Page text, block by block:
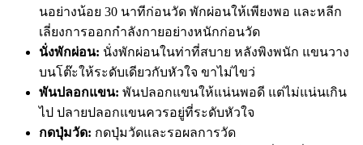
นอย่างน้อย 30 นาทีก่อนวัด พักผ่อนให้เพียงพอ และหลีก
เลี่ยงการออกกำลังกายอย่างหนักก่อนวัด
นั่งพักผ่อน: นั่งพักผ่อนในท่าที่สบาย หลังพิงพนัก แขนวาง
บนโต๊ะให้ระดับเดียวกับหัวใจ ขาไม่ไขว่
พันปลอกแขน: พันปลอกแขนให้แน่นพอดี แต่ไม่แน่นเกิน
ไป ปลายปลอกแขนควรอยู่ที่ระดับหัวใจ
กดปุ่มวัด: กดปุ่มวัดและรอผลการวัด